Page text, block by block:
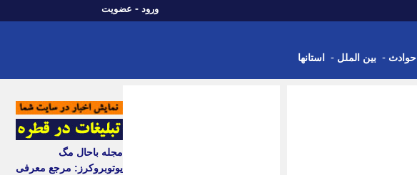
ورود - عضویت
حوادث - بین الملل - استانها
مجله باحال مگ
یوتوبروکرز: مرجع معرفی